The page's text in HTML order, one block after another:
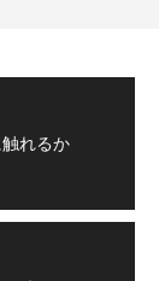
れるか